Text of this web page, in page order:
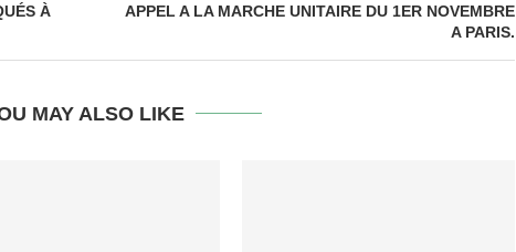
À
APPEL A LA MARCHE UNITAIRE DU 1ER NOVEMBRE
A PARIS.
MAY ALSO LIKE